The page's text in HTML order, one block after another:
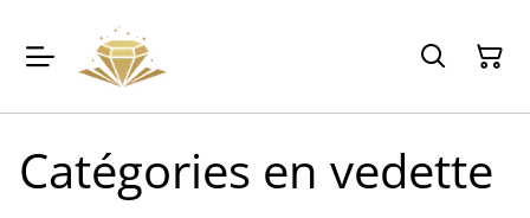
Catégories en vedette